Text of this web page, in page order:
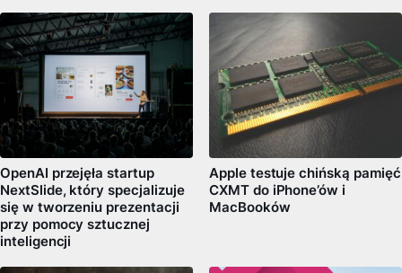
OpenAI przejęła startup
NextSlide, który specjalizuje
się w tworzeniu prezentacji
przy pomocy sztucznej
inteligencji
Apple testuje chińską pamięć
CXMT do iPhone’ów i
MacBooków